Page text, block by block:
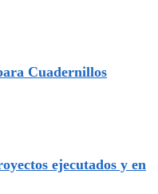
Cuadernillos
ejecutados y en